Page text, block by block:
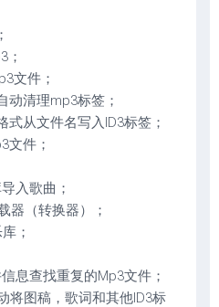
；
文件；
动清理mp3标签；
从文件名写入ID3标签；
文件；
入歌曲；
器（转换器）；
；
息查找重复的Mp3文件；
将图稿，歌词和其他ID3标